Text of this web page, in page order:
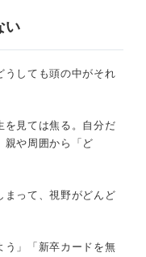
偶発性は起きない
生は続く
い
うしても頭の中がそれ
を見ては焦る。自分だ
親や周囲から「ど
まって、視野がどんど
う」「新卒カードを無